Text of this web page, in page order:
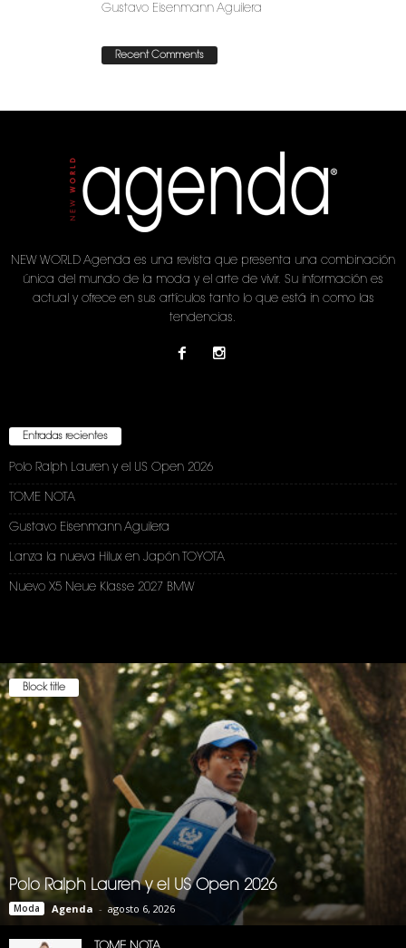
Gustavo Eisenmann Aguilera
Recent Comments
NEW WORLD Agenda es una revista que presenta una combinación
única del mundo de la moda y el arte de vivir. Su información es
actual y ofrece en sus artículos tanto lo que está in como las
tendencias.
Entradas recientes
Polo Ralph Lauren y el US Open 2026
TOME NOTA
Gustavo Eisenmann Aguilera
Lanza la nueva Hilux en Japón TOYOTA
Nuevo X5 Neue Klasse 2027 BMW
Block title
Polo Ralph Lauren y el US Open 2026
Moda Agenda - agosto 6, 2026